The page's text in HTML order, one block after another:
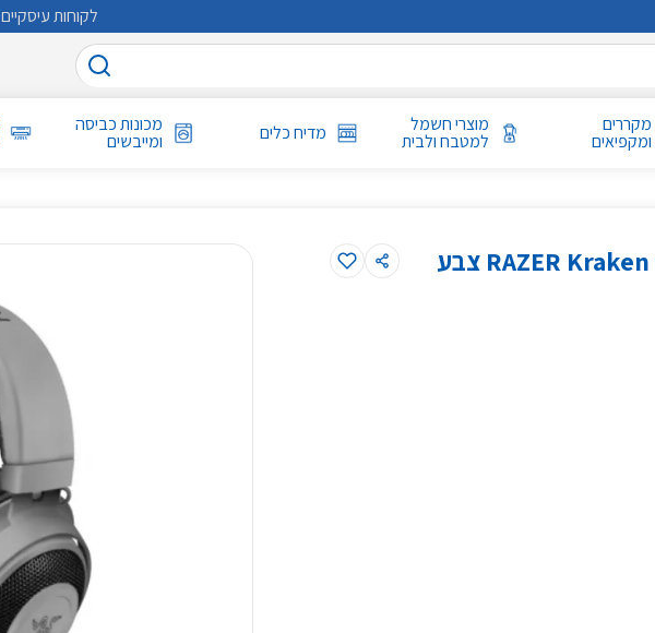
לקוחות עיסקיים
מקררים
ומקפיאים
מוצרי חשמל
למטבח ולבית מדיח כלים מכונות כביסה
ומייבשים
אוזניות גיימינג RAZER Kraken multi-platform צבע